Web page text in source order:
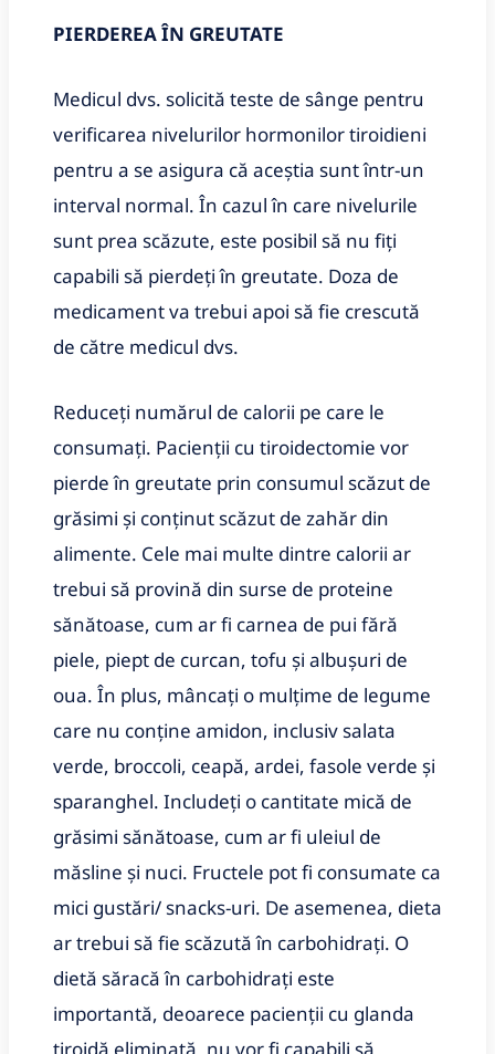
PIERDEREA ÎN GREUTATE
Medicul dvs. solicită teste de sânge pentru
verificarea nivelurilor hormonilor tiroidieni
pentru a se asigura că aceștia sunt într-un
interval normal. În cazul în care nivelurile
sunt prea scăzute, este posibil să nu fiți
capabili să pierdeți în greutate. Doza de
medicament va trebui apoi să fie crescută
de către medicul dvs.
Reduceți numărul de calorii pe care le
consumați. Pacienții cu tiroidectomie vor
pierde în greutate prin consumul scăzut de
grăsimi și conținut scăzut de zahăr din
alimente. Cele mai multe dintre calorii ar
trebui să provină din surse de proteine
sănătoase, cum ar fi carnea de pui fără
piele, piept de curcan, tofu și albușuri de
oua. În plus, mâncați o mulțime de legume
care nu conține amidon, inclusiv salata
verde, broccoli, ceapă, ardei, fasole verde și
sparanghel. Includeți o cantitate mică de
grăsimi sănătoase, cum ar fi uleiul de
măsline și nuci. Fructele pot fi consumate ca
mici gustări/ snacks-uri. De asemenea, dieta
ar trebui să fie scăzută în carbohidrați. O
dietă săracă în carbohidrați este
importantă, deoarece pacienții cu glanda